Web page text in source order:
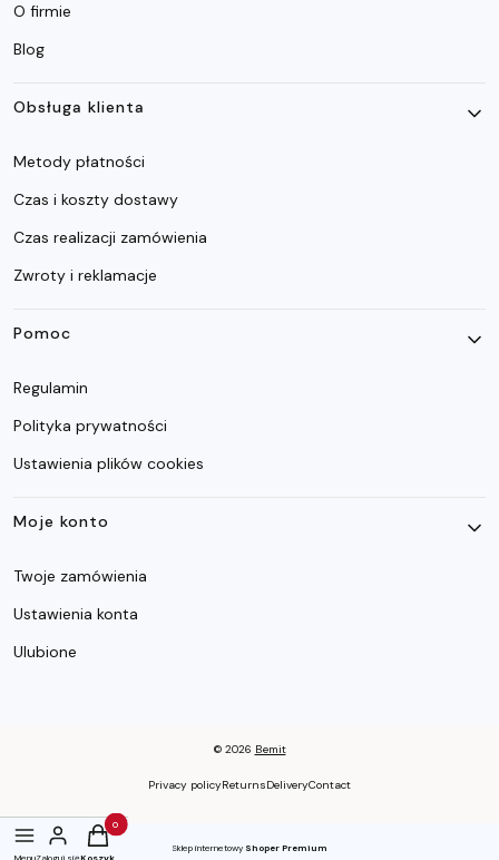
O firmie
Blog
Obsługa klienta
Metody płatności
Czas i koszty dostawy
Czas realizacji zamówienia
Zwroty i reklamacje
Pomoc
Regulamin
Polityka prywatności
Ustawienia plików cookies
Moje konto
Twoje zamówienia
Ustawienia konta
Ulubione
© 2026 ​​ Bemit
Privacy policyReturnsDeliveryContact
Sklep internetowy Shoper Premium
MenuZaloguj się
Produkty w koszyku: 0. Zobacz szczegóły
Koszyk